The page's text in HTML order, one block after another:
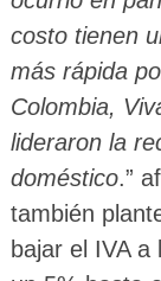
costo tienen
más rápida
Colombia,
lideraron la
doméstico.”
también
bajar el IVA